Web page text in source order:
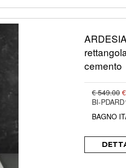
cemento
€ 549.00
BI-
BAGNO